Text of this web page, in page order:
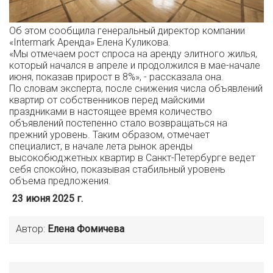
Об этом сообщила генеральный директор компании
«Intermark Аренда» Елена Куликова.
«Мы отмечаем рост спроса на аренду элитного жилья,
который начался в апреле и продолжился в мае-начале
июня, показав прирост в 8%», - рассказала она.
По словам эксперта, после снижения числа объявлений
квартир от собственников перед майскими
праздниками в настоящее время количество
объявлений постепенно стало возвращаться на
прежний уровень. Таким образом, отмечает
специалист, в начале лета рынок аренды
высокобюджетных квартир в Санкт-Петербурге ведет
себя спокойно, показывая стабильный уровень
объема предложения.
23 июня 2025 г.
Автор: Елена Фомичева